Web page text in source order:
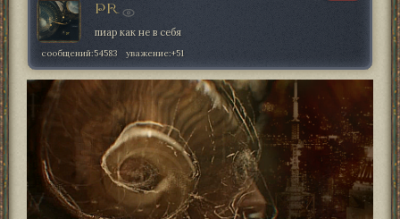
PR
пиар как не в себя
сообщений:54583 уважение:+51